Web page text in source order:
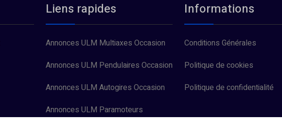
Liens rapides
Annonces ULM Multiaxes Occasion
Annonces ULM Pendulaires Occasion
Annonces ULM Autogires Occasion
Annonces ULM Paramoteurs
Informations
Conditions Générales
Politique de cookies
Politique de confidentialité